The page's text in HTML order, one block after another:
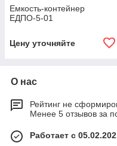
Емкость-контейнер
ЕДПО-5-01
Цену уточняйте
О нас
Рейтинг не
Менее 5 отзывов за
Работает с